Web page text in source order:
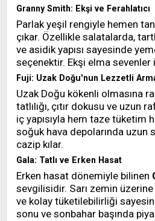
Granny Smith: Ekşi ve Ferahlatıcı
Parlak yeşil rengiyle hemen
çıkar. Özellikle salatalarda,
ve asidik yapısı sayesinde
seçenektir. Ekşi elma
Fuji: Uzak Doğu'nun Lezzetli
Uzak Doğu kökenli olmasına
tatlılığı, çıtır dokusu ve uzun
iç yapısıyla hem taze tüketim
soğuk hava depolarında
cazip kılar.
Gala: Tatlı ve Erken Hasat
Erken hasat dönemiyle bilinen
sevgilisidir. Sarı zemin üzerine
ve kolay tüketilebilirliği
sonu ve sonbahar başında